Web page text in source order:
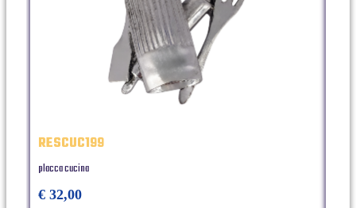
RESCUC199
placca cucina
€ 32,00